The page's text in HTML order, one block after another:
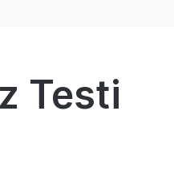
Testi